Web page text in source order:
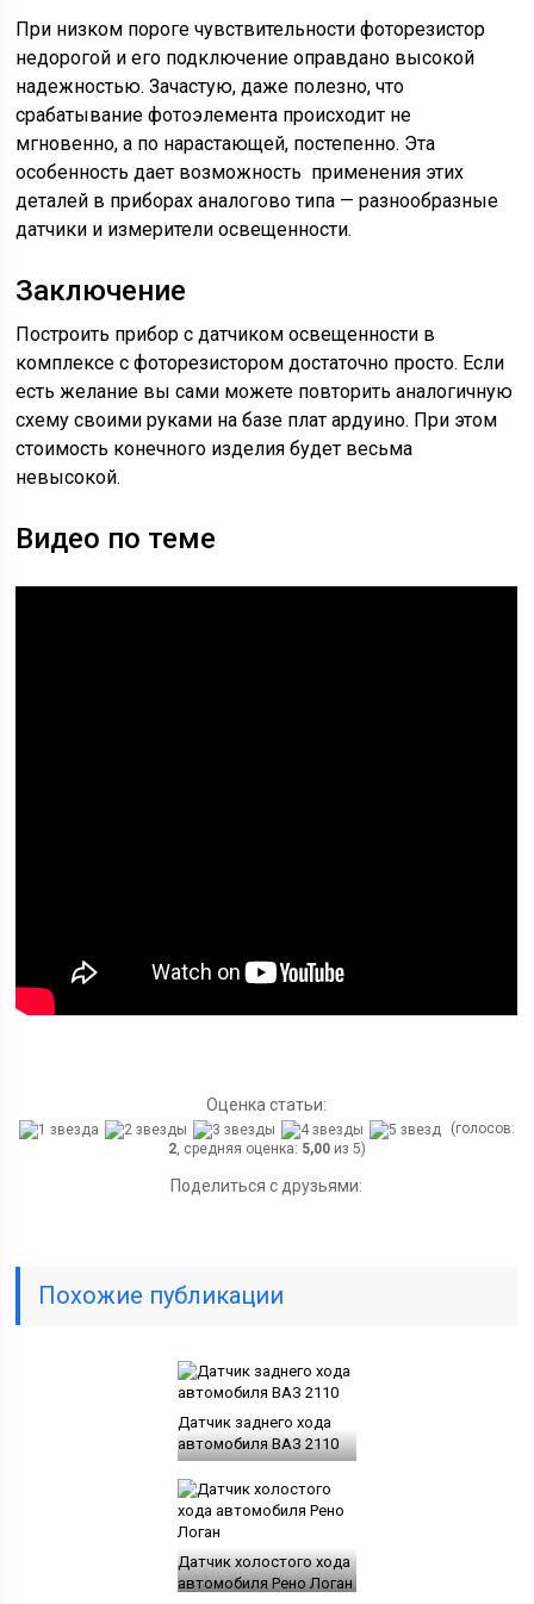
При низком пороге чувствительности фоторезистор
недорогой и его подключение оправдано высокой
надежностью. Зачастую, даже полезно, что
срабатывание фотоэлемента происходит не
мгновенно, а по нарастающей, постепенно. Эта
особенность дает возможность применения этих
деталей в приборах аналогово типа — разнообразные
датчики и измерители освещенности.
Заключение
Построить прибор с датчиком освещенности в
комплексе с фоторезистором достаточно просто. Если
есть желание вы сами можете повторить аналогичную
схему своими руками на базе плат ардуино. При этом
стоимость конечного изделия будет весьма
невысокой.
Видео по теме
Оценка статьи:
(голосов:
2, средняя оценка: 5,00из 5)
Поделиться с друзьями:
Похожие публикации
Датчик заднего хода
автомобиля ВАЗ 2110
Датчик холостого хода
автомобиля Рено Логан